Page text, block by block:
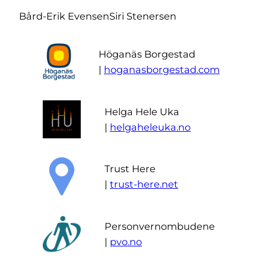
Bård-Erik EvensenSiri Stenersen
Höganäs Borgestad
| hoganasborgestad.com
Helga Hele Uka
| helgaheleuka.no
Trust Here
| trust-here.net
Personvernombudene
| pvo.no